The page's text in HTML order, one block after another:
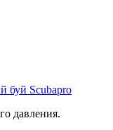
буй Scubapro
давления.